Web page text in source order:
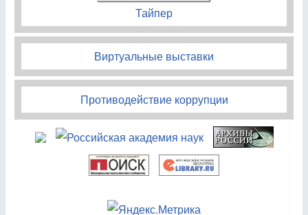
Тайпер
Виртуальные выставки
Противодействие коррупции